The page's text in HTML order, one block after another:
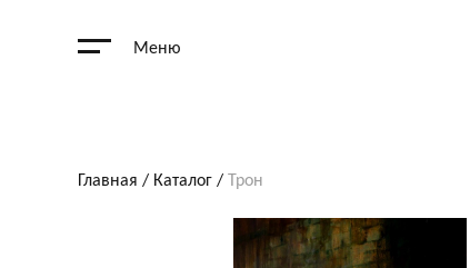
Меню
Главная / Каталог / Трон